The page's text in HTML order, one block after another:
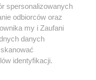
Youtube
spersonalizowanych
odbiorców oraz
my i Zaufani
danych
identyfikacji.